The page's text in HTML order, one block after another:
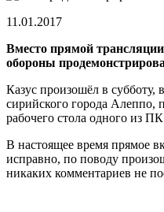
11.01.2017
Вместо прямой
обороны
Казус произошёл в субботу,
сирийского города Алеппо,
рабочего стола одного из
В настоящее время прямое
исправно, по поводу
никаких комментариев не